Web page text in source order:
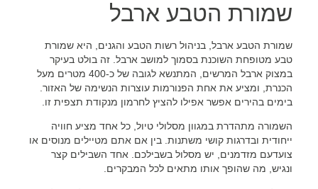
שמורת הטבע ארבל
שמורת הטבע ארבל, בניהול רשות הטבע והגנים, היא שמורת
טבע מטופחת השוכנת בסמוך למושב ארבל. זה בולט בעיקר
במצוק ארבל המרשים, המתנשא לגובה של כ-400 מטרים מעל
הכנרת, ומציע את אחת הפנורמות עוצרות הנשימה של האזור.
בימים בהירים אפשר אפילו להציץ לחרמון מנקודת תצפית זו.
השמורה מתהדרת במגוון מסלולי טיול, כל אחד מציע חוויה
ייחודית ובדרגות קושי משתנות. בין אם אתם מטיילים מנוסים או
צועדעם מזדמנים, יש מסלול בשבילכם. אחד השבילים קצר
ונגיש, מה שהופך אותו מתאים לכל המבקרים.